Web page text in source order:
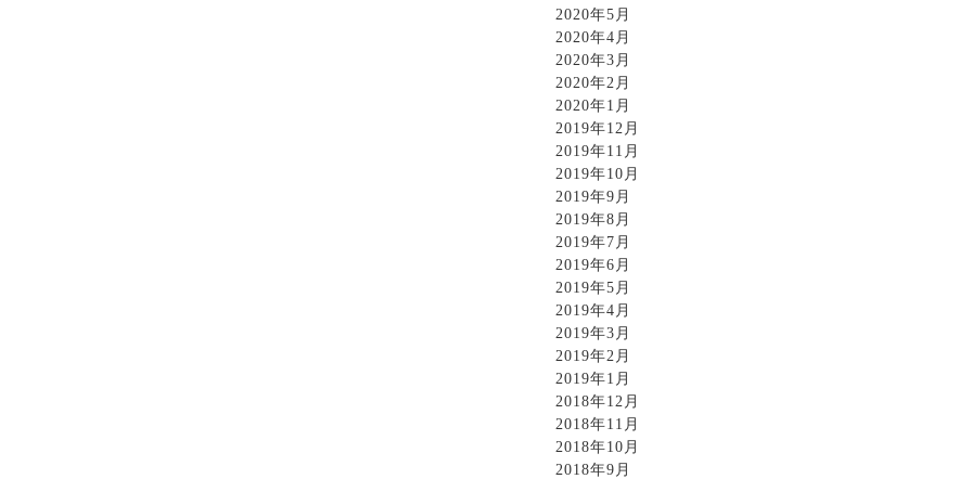
2020年5月
2020年4月
2020年3月
2020年2月
2020年1月
2019年12月
2019年11月
2019年10月
2019年9月
2019年8月
2019年7月
2019年6月
2019年5月
2019年4月
2019年3月
2019年2月
2019年1月
2018年12月
2018年11月
2018年10月
2018年9月